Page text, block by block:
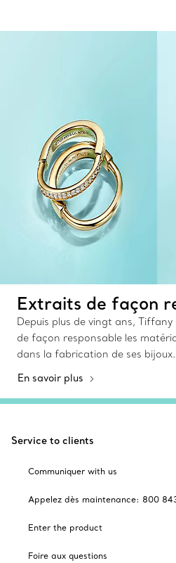
Extraits de façon
Depuis plus de vingt ans,
de façon responsable les
dans la fabrication de ses bijoux.
En savoir plus
Service to clients
Communiquer with us
Appelez dès maintenance: 800
Enter the product
Foire aux questions